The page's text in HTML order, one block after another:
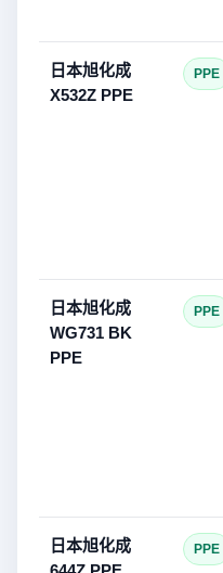
日本旭化成
X532Z PPE
PPE
日本旭化成
WG731 BK
PPE
PPE
日本旭化成
PPE